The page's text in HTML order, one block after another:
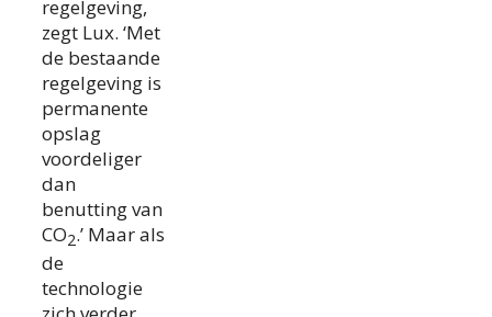
regelgeving,
zegt Lux. ‘Met
de bestaande
regelgeving is
permanente
opslag
voordeliger
dan
benutting van
CO2.’ Maar als
de
technologie